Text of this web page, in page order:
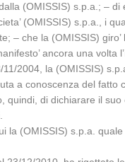
(OMISSIS) s.p.a.; –
(OMISSIS) s.p.a., i
– che la (OMISSIS)
ancora una
2004, la (OMISSIS)
a conoscenza del
quindi, di dichiarare il
la (OMISSIS) s.p.a.